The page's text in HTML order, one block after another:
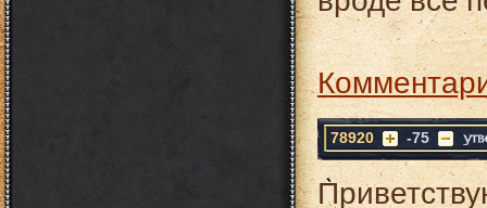
78920 -75